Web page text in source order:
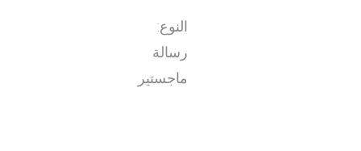
النوع:
رسالة
ماجستير